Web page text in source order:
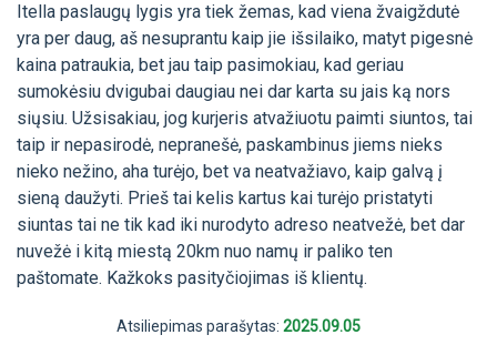
Itella paslaugų lygis yra tiek žemas, kad viena žvaigždutė
yra per daug, aš nesuprantu kaip jie išsilaiko, matyt pigesnė
kaina patraukia, bet jau taip pasimokiau, kad geriau
sumokėsiu dvigubai daugiau nei dar karta su jais ką nors
siųsiu. Užsisakiau, jog kurjeris atvažiuotu paimti siuntos, tai
taip ir nepasirodė, nepranešė, paskambinus jiems nieks
nieko nežino, aha turėjo, bet va neatvažiavo, kaip galvą į
sieną daužyti. Prieš tai kelis kartus kai turėjo pristatyti
siuntas tai ne tik kad iki nurodyto adreso neatvežė, bet dar
nuvežė i kitą miestą 20km nuo namų ir paliko ten
paštomate. Kažkoks pasityčiojimas iš klientų.
Atsiliepimas parašytas: 2025.09.05